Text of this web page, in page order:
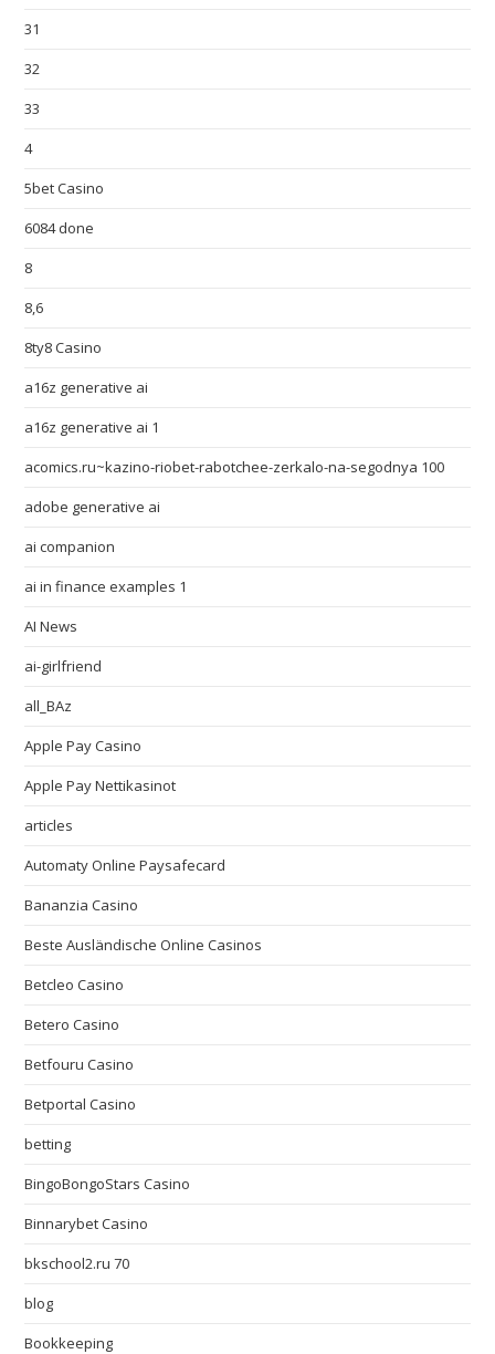
31
32
33
4
5bet Casino
6084 done
8
8,6
8ty8 Casino
a16z generative ai
a16z generative ai 1
acomics.ru~kazino-riobet-rabotchee-zerkalo-na-segodnya 100
adobe generative ai
ai companion
ai in finance examples 1
AI News
ai-girlfriend
all_BAz
Apple Pay Casino
Apple Pay Nettikasinot
articles
Automaty Online Paysafecard
Bananzia Casino
Beste Ausländische Online Casinos
Betcleo Casino
Betero Casino
Betfouru Casino
Betportal Casino
betting
BingoBongoStars Casino
Binnarybet Casino
bkschool2.ru 70
blog
Bookkeeping